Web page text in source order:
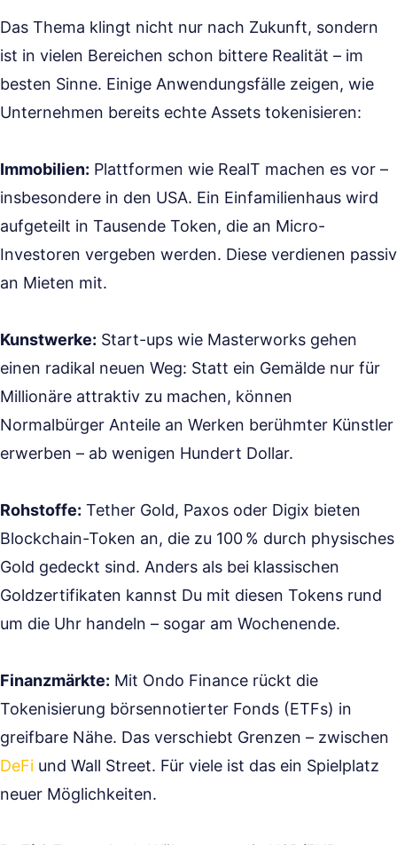
Das Thema klingt nicht nur nach Zukunft, sondern
ist in vielen Bereichen schon bittere Realität – im
besten Sinne. Einige Anwendungsfälle zeigen, wie
Unternehmen bereits echte Assets tokenisieren:
Immobilien: Plattformen wie RealT machen es vor –
insbesondere in den USA. Ein Einfamilienhaus wird
aufgeteilt in Tausende Token, die an Micro-
Investoren vergeben werden. Diese verdienen passiv
an Mieten mit.
Kunstwerke: Start-ups wie Masterworks gehen
einen radikal neuen Weg: Statt ein Gemälde nur für
Millionäre attraktiv zu machen, können
Normalbürger Anteile an Werken berühmter Künstler
erwerben – ab wenigen Hundert Dollar.
Rohstoffe: Tether Gold, Paxos oder Digix bieten
Blockchain-Token an, die zu 100 % durch physisches
Gold gedeckt sind. Anders als bei klassischen
Goldzertifikaten kannst Du mit diesen Tokens rund
um die Uhr handeln – sogar am Wochenende.
Finanzmärkte: Mit Ondo Finance rückt die
Tokenisierung börsennotierter Fonds (ETFs) in
greifbare Nähe. Das verschiebt Grenzen – zwischen
DeFi und Wall Street. Für viele ist das ein Spielplatz
neuer Möglichkeiten.